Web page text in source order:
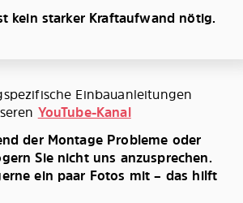
kein starker Kraftaufwand nötig.
Einbauanleitungen
YouTube-Kanal
der Montage Probleme oder
Sie nicht uns anzusprechen.
ein paar Fotos mit – das hilft